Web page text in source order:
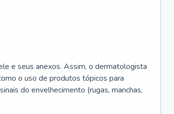
e seus anexos. Assim, o dermatologista
o uso de produtos tópicos para
do envelhecimento (rugas, manchas,